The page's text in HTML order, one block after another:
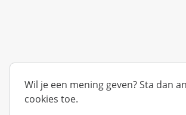
Wil je een mening geven? Sta dan
cookies toe.